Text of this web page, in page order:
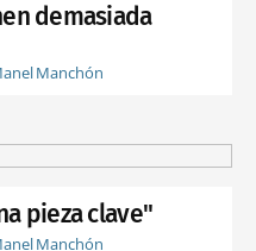
demasiada
Manchón
pieza clave"
Manchón